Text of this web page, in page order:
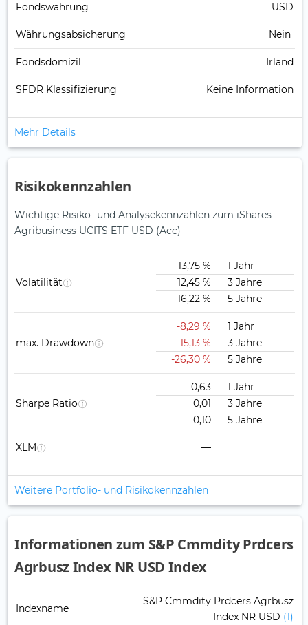
Fonds­währung USD
Währungsabsicherung Nein
Fondsdomizil Irland
SFDR Klassifizierung Keine Information
Mehr Details
Risikokennzahlen
Wichtige Risiko- und Analysekennzahlen zum iShares
Agribusiness UCITS ETF USD (Acc)
Volatilität
13,75 %
1 Jahr
12,45 %
3 Jahre
16,22 %
5 Jahre
max. Drawdown
-8,29 %
1 Jahr
-15,13 %
3 Jahre
-26,30 %
5 Jahre
Sharpe Ratio
0,63
1 Jahr
0,01
3 Jahre
0,10
5 Jahre
XLM —
Weitere Portfolio- und Risikokennzahlen
Informationen zum S&P Cmmdity Prdcers
Agrbusz Index NR USD Index
Indexname
S&P Cmmdity Prdcers Agrbusz
Index NR USD (1)